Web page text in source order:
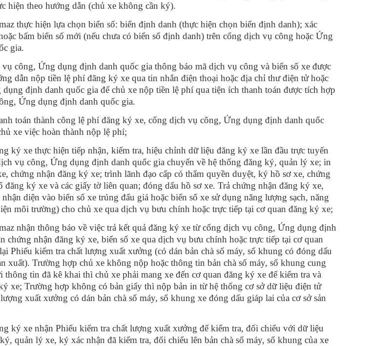
hiện theo hướng dẫn (chủ xe không cần ký).
thực hiện lựa chọn biển số: biển định danh (thực hiện chọn biển định danh); xác
bấm biển số mới (nếu chưa có biển số định danh) trên cổng dịch vụ công hoặc Ứng
gia.
công, Ứng dụng định danh quốc gia thông báo mã dịch vụ công và biển số xe được
dẫn nộp tiền lệ phí đăng ký xe qua tin nhắn điện thoại hoặc địa chỉ thư điện tử hoặc
định danh quốc gia để chủ xe nộp tiền lệ phí qua tiện ích thanh toán được tích hợp
Ứng dụng định danh quốc gia.
toán thành công lệ phí đăng ký xe, cổng dịch vụ công, Ứng dụng định danh quốc
xe việc hoàn thành nộp lệ phí;
ký xe thực hiện tiếp nhận, kiểm tra, hiệu chỉnh dữ liệu đăng ký xe lần đầu trực tuyến
vụ công, Ứng dụng định danh quốc gia chuyển về hệ thống đăng ký, quản lý xe; in
chứng nhận đăng ký xe; trình lãnh đạo cấp có thẩm quyền duyệt, ký hồ sơ xe, chứng
đăng ký xe và các giấy tờ liên quan; đóng dấu hồ sơ xe. Trả chứng nhận đăng ký xe,
diện vào biển số xe trúng đấu giá hoặc biển số xe sử dụng năng lượng sạch, năng
môi trường) cho chủ xe qua dịch vụ bưu chính hoặc trực tiếp tại cơ quan đăng ký xe;
nhận thông báo về việc trả kết quả đăng ký xe từ cổng dịch vụ công, Ứng dụng định
chứng nhận đăng ký xe, biển số xe qua dịch vụ bưu chính hoặc trực tiếp tại cơ quan
Phiếu kiểm tra chất lượng xuất xưởng (có dán bản chà số máy, số khung có đóng dấu
xuất). Trường hợp chủ xe không nộp hoặc thông tin bản chà số máy, số khung cung
thông tin đã kê khai thì chủ xe phải mang xe đến cơ quan đăng ký xe để kiểm tra và
xe; Trường hợp không có bản giấy thì nộp bản in từ hệ thống cơ sở dữ liệu điện tử
xuất xưởng có dán bản chà số máy, số khung xe đóng dấu giáp lai của cơ sở sản
ký xe nhận Phiếu kiểm tra chất lượng xuất xưởng để kiểm tra, đối chiếu với dữ liệu
quản lý xe, ký xác nhận đã kiểm tra, đối chiếu lên bản chà số máy, số khung của xe